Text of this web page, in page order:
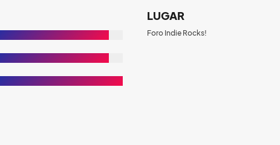
LUGAR
Foro Indie Rocks!